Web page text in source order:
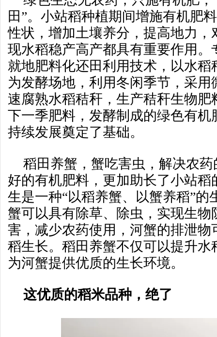
田”。小站稻种植期间增施有机肥
性状，增加土壤养分，提高地力，
现水稻稳产高产都具有重要作用。
就地肥料化还田利用技术，以水稻
为发酵场地，利用冬闲季节，采
速腐熟水稻秸秆，生产秸秆生物肥
下一季肥料，发酵制成的绿色有机
持续发展奠定了基础。
稻田养蟹，蟹吃害虫，解决农
好的有机肥料，更加助长了小站稻
生是一种“以稻养蟹、以蟹养稻”的
蟹可以具有除草、除虫，实现生物
害，减少农药使用，河蟹的排泄物
稻生长。稻田养蟹不仅可以提升水
为河蟹提供优质的生长环境。
这优质的稻米品种，绝了